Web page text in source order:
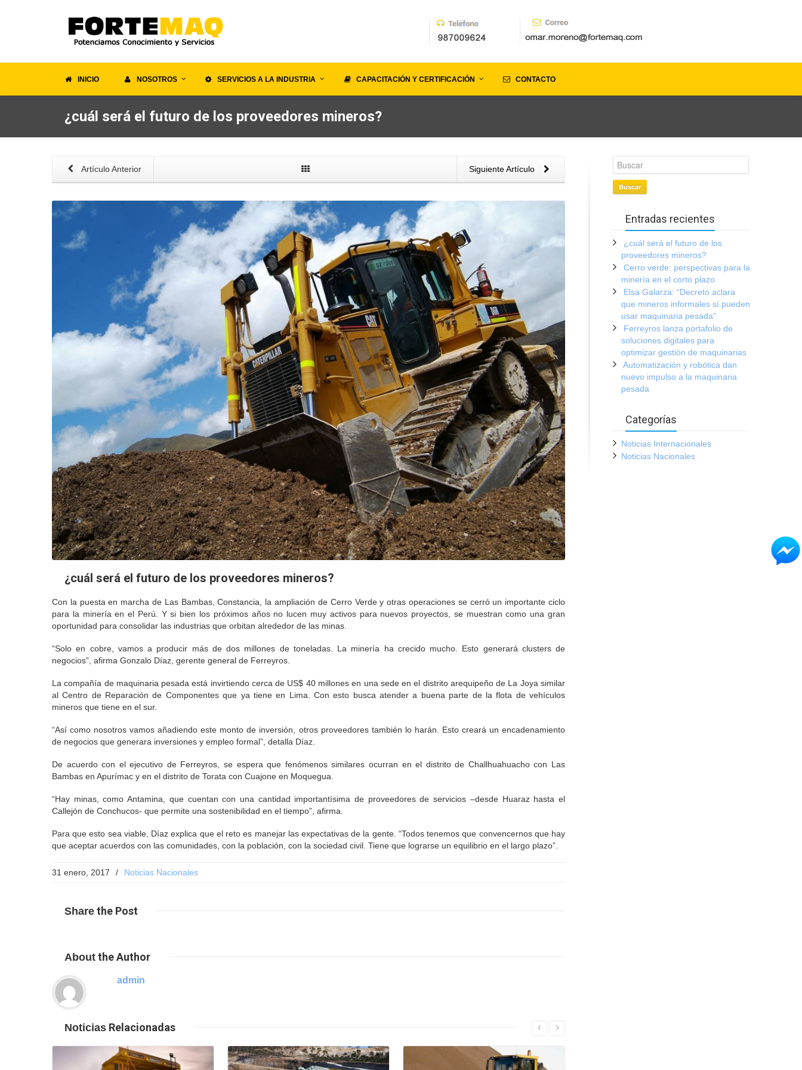
INICIO NOSOTROS SERVICIOS A LA INDUSTRIA CAPACITACIÓN Y CERTIFICACIÓN CONTACTO
¿cuál será el futuro de los proveedores mineros?
Siguiente Artículo
Artículo Anterior
¿cuál será el futuro de los proveedores mineros?
Con la puesta en marcha de Las Bambas, Constancia, la ampliación de Cerro Verde y otras operaciones se cerró un importante ciclo
para la minería en el Perú. Y si bien los próximos años no lucen muy activos para nuevos proyectos, se muestran como una gran
oportunidad para consolidar las industrias que orbitan alrededor de las minas.
“Solo en cobre, vamos a producir más de dos millones de toneladas. La minería ha crecido mucho. Esto generará clusters de
negocios”, afirma Gonzalo Díaz, gerente general de Ferreyros.
La compañía de maquinaria pesada está invirtiendo cerca de US$ 40 millones en una sede en el distrito arequipeño de La Joya similar
al Centro de Reparación de Componentes que ya tiene en Lima. Con esto busca atender a buena parte de la flota de vehículos
mineros que tiene en el sur.
“Así como nosotros vamos añadiendo este monto de inversión, otros proveedores también lo harán. Esto creará un encadenamiento
de negocios que generara inversiones y empleo formal”, detalla Díaz.
De acuerdo con el ejecutivo de Ferreyros, se espera que fenómenos similares ocurran en el distrito de Challhuahuacho con Las
Bambas en Apurímac y en el distrito de Torata con Cuajone en Moquegua.
“Hay minas, como Antamina, que cuentan con una cantidad importantísima de proveedores de servicios –desde Huaraz hasta el
Callejón de Conchucos- que permite una sostenibilidad en el tiempo”, afirma.
Para que esto sea viable, Díaz explica que el reto es manejar las expectativas de la gente. “Todos tenemos que convencernos que hay
que aceptar acuerdos con las comunidades, con la población, con la sociedad civil. Tiene que lograrse un equilibrio en el largo plazo”.
31 enero, 2017 / Noticias Nacionales
Share the Post
About the Author
admin
Noticias Relacionadas
Leer Mas
Buscar
Entradas recientes
¿cuál será el futuro de los
proveedores mineros?
Cerro verde: perspectivas para la
minería en el corto plazo
Elsa Galarza: “Decreto aclara
que mineros informales sí pueden
usar maquinaria pesada”
Ferreyros lanza portafolio de
soluciones digitales para
optimizar gestión de maquinarias
Automatización y robótica dan
nuevo impulso a la maquinaria
pesada
Categorías
Noticias Internacionales
Noticias Nacionales